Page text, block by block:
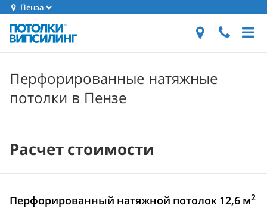
Пенза
Перфорированные натяжные
потолки в Пензе
Расчет стоимости
Перфорированный натяжной потолок 12,6 м2